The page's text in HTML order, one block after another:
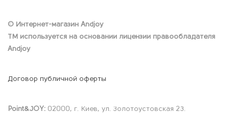
© Интернет-магазин Andjoy
ТМ используется на основании лицензии правообладателя
Andjoy
Договор публичной оферты
Point&JOY: 02000, г. Киев, ул. Золотоустовская 23.